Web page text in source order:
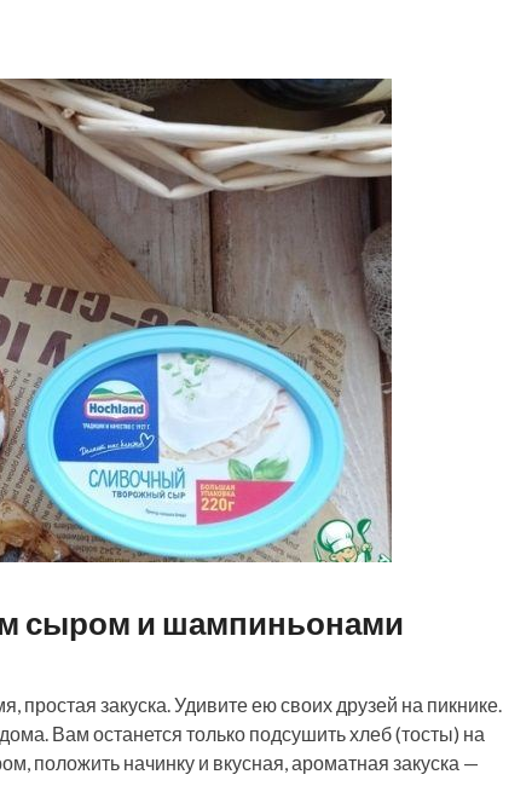
сыром и шампиньонами
простая закуска. Удивите ею своих друзей на пикнике.
Вам останется только подсушить хлеб (тосты) на
положить начинку и вкусная, ароматная закуска —